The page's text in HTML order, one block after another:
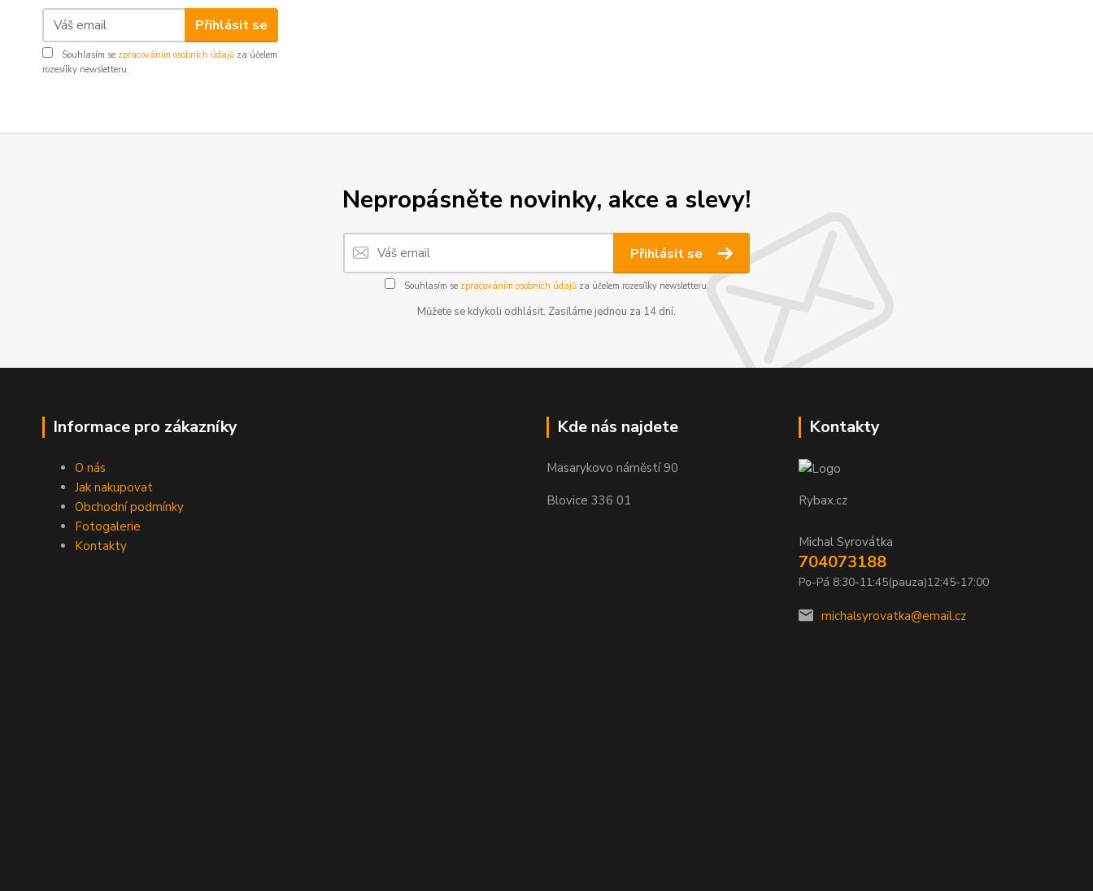
Přihlásit se
Souhlasím se zpracováním osobních údajů za účelem
rozesílky newsletteru.
Nepropásněte novinky, akce a slevy!
Přihlásit se
Souhlasím se zpracováním osobních údajůza účelem rozesílky newsletteru.
Můžete se kdykoli odhlásit. Zasíláme jednou za 14 dní.
Informace pro zákazníky
O nás
Jak nakupovat
Obchodní podmínky
Fotogalerie
Kontakty
Kde nás najdete
Masarykovo náměstí 90
Blovice 336 01
Kontakty
Rybax.cz
Michal Syrovátka
704073188
Po-Pá 8:30-11:45(pauza)12:45-17:00
michalsyrovatka@email.cz